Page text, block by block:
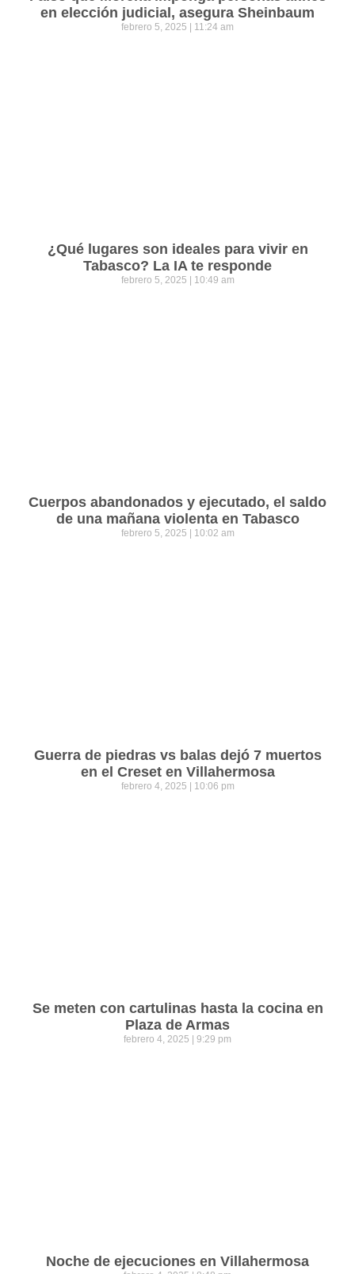
en elección judicial, asegura Sheinbaum
febrero 5, 2025 11:24 am
¿Qué lugares son ideales para vivir en
Tabasco? La IA te responde
febrero 5, 2025 10:49 am
Cuerpos abandonados y ejecutado, el saldo
de una mañana violenta en Tabasco
febrero 5, 2025 10:02 am
Guerra de piedras vs balas dejó 7 muertos
en el Creset en Villahermosa
febrero 4, 2025 10:06 pm
Se meten con cartulinas hasta la cocina en
Plaza de Armas
febrero 4, 2025 9:29 pm
Noche de ejecuciones en Villahermosa